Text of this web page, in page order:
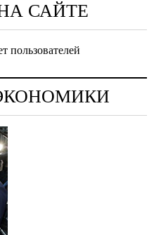
САЙТЕ
пользователей